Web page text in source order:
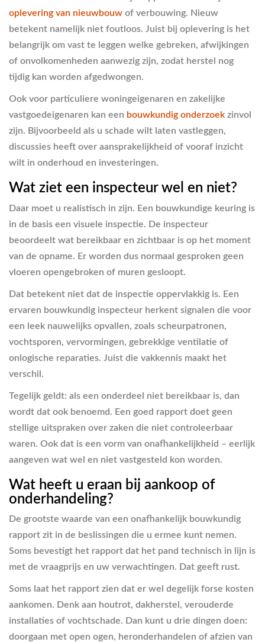
oplevering van nieuwbouw of verbouwing. Nieuw
betekent namelijk niet foutloos. Juist bij oplevering is het
belangrijk om vast te leggen welke gebreken, afwijkingen
of onvolkomenheden aanwezig zijn, zodat herstel nog
tijdig kan worden afgedwongen.
Ook voor particuliere woningeigenaren en zakelijke
vastgoedeigenaren kan een bouwkundig onderzoek zinvol
zijn. Bijvoorbeeld als u schade wilt laten vastleggen,
discussies heeft over aansprakelijkheid of vooraf inzicht
wilt in onderhoud en investeringen.
Wat ziet een inspecteur wel en niet?
Daar moet u realistisch in zijn. Een bouwkundige keuring is
in de basis een visuele inspectie. De inspecteur
beoordeelt wat bereikbaar en zichtbaar is op het moment
van de opname. Er worden dus normaal gesproken geen
vloeren opengebroken of muren gesloopt.
Dat betekent niet dat de inspectie oppervlakkig is. Een
ervaren bouwkundig inspecteur herkent signalen die voor
een leek nauwelijks opvallen, zoals scheurpatronen,
vochtsporen, vervormingen, gebrekkige ventilatie of
onlogische reparaties. Juist die vakkennis maakt het
verschil.
Tegelijk geldt: als een onderdeel niet bereikbaar is, dan
wordt dat ook benoemd. Een goed rapport doet geen
stellige uitspraken over zaken die niet controleerbaar
waren. Ook dat is een vorm van onafhankelijkheid – eerlijk
aangeven wat wel en niet vastgesteld kon worden.
Wat heeft u eraan bij aankoop of
onderhandeling?
De grootste waarde van een onafhankelijk bouwkundig
rapport zit in de beslissingen die u ermee kunt nemen.
Soms bevestigt het rapport dat het pand technisch in lijn is
met de vraagprijs en uw verwachtingen. Dat geeft rust.
Soms laat het rapport zien dat er wel degelijk forse kosten
aankomen. Denk aan houtrot, dakherstel, verouderde
installaties of vochtschade. Dan kunt u drie dingen doen:
doorgaan met open ogen, heronderhandelen of afzien van